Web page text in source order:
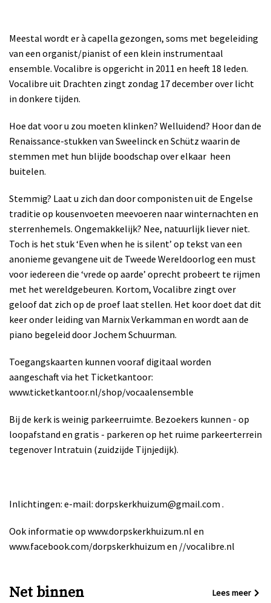
Meestal wordt er à capella gezongen, soms met begeleiding
van een organist/pianist of een klein instrumentaal
ensemble. Vocalibre is opgericht in 2011 en heeft 18 leden.
Vocalibre uit Drachten zingt zondag 17 december over licht
in donkere tijden.
Hoe dat voor u zou moeten klinken? Welluidend? Hoor dan de
Renaissance-stukken van Sweelinck en Schütz waarin de
stemmen met hun blijde boodschap over elkaar heen
buitelen.
Stemmig? Laat u zich dan door componisten uit de Engelse
traditie op kousenvoeten meevoeren naar winternachten en
sterrenhemels. Ongemakkelijk? Nee, natuurlijk liever niet.
Toch is het stuk ‘Even when he is silent’ op tekst van een
anonieme gevangene uit de Tweede Wereldoorlog een must
voor iedereen die ‘vrede op aarde’ oprecht probeert te rijmen
met het wereldgebeuren. Kortom, Vocalibre zingt over
geloof dat zich op de proef laat stellen. Het koor doet dat dit
keer onder leiding van Marnix Verkamman en wordt aan de
piano begeleid door Jochem Schuurman.
Toegangskaarten kunnen vooraf digitaal worden
aangeschaft via het Ticketkantoor:
www.ticketkantoor.nl/shop/vocaalensemble
Bij de kerk is weinig parkeerruimte. Bezoekers kunnen - op
loopafstand en gratis - parkeren op het ruime parkeerterrein
tegenover Intratuin (zuidzijde Tijnjedijk).
Inlichtingen: e-mail: dorpskerkhuizum@gmail.com .
Ook informatie op www.dorpskerkhuizum.nl en
www.facebook.com/dorpskerkhuizum en //vocalibre.nl
Net binnen Lees meer